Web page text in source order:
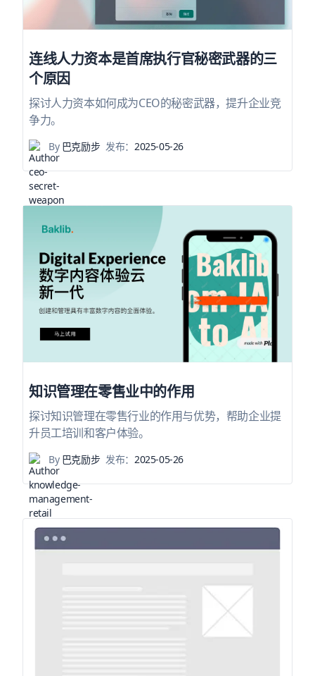
连线人力资本是首席执行官秘密武器的三
个原因
探讨人力资本如何成为CEO的秘密武器，提升企业竞
争力。
By巴克励步 发布：2025-05-26
知识管理在零售业中的作用
探讨知识管理在零售行业的作用与优势，帮助企业提
升员工培训和客户体验。
By巴克励步 发布： 2025-05-26